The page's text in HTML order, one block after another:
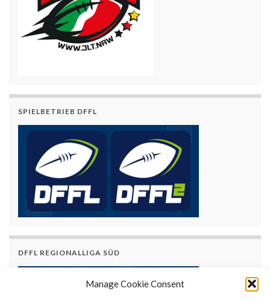
Manage Cookie Consent
SPIELBETRIEB DFFL
DFFL REGIONALLIGA SÜD